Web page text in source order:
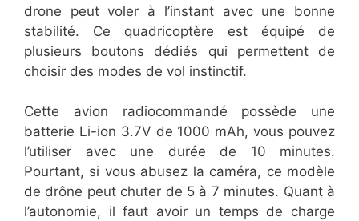
drone peut voler à l’instant avec une bonne
stabilité. Ce quadricoptère est équipé de
plusieurs boutons dédiés qui permettent de
choisir des modes de vol instinctif.
Cette avion radiocommandé possède une
batterie Li-ion 3.7V de 1000 mAh, vous pouvez
l’utiliser avec une durée de 10 minutes.
Pourtant, si vous abusez la caméra, ce modèle
de drône peut chuter de 5 à 7 minutes. Quant à
l’autonomie, il faut avoir un temps de charge